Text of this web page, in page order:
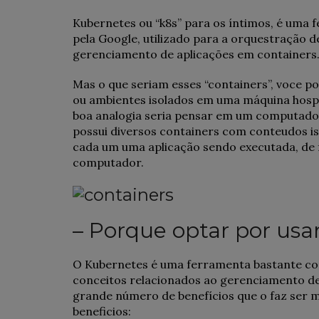
Kubernetes ou “k8s” para os íntimos, é
pela Google, utilizado para a orquestração
gerenciamento de aplicações em containers.
Mas o que seriam esses “containers”, voce
ou ambientes isolados em uma máquina
boa analogia seria pensar em um
possui diversos containers com conteudos
cada um uma aplicação sendo executada,
computador.
– Porque optar por
O Kubernetes é uma ferramenta bastante
conceitos relacionados ao gerenciamento
grande número de benefícios que o faz ser
beneficios: